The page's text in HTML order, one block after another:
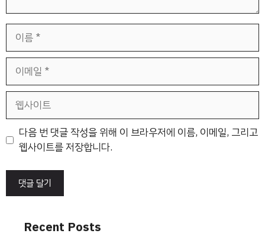
일
트
다음 번 댓글 작성을 위해 이 브라우저에 이름, 이메일, 그리고
웹사이트를 저장합니다.
Recent Posts